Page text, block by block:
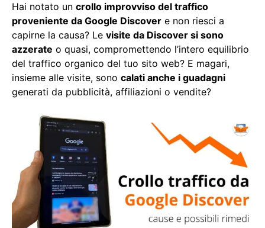
Hai notato un crollo improvviso del traffico
proveniente da Google Discover e non riesci a
capirne la causa? Le visite da Discover si sono
azzerate o quasi, compromettendo l’intero equilibrio
del traffico organico del tuo sito web? E magari,
insieme alle visite, sono calati anche i guadagni
generati da pubblicità, affiliazioni o vendite?